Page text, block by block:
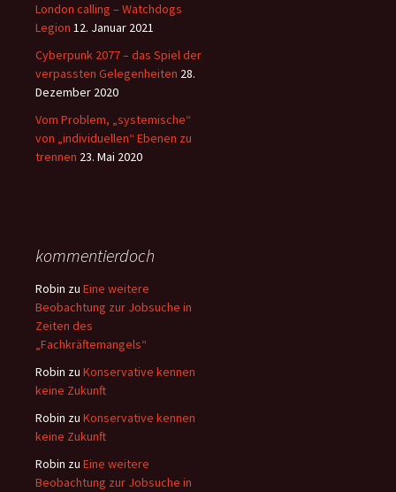
London calling – Watchdogs
Legion 12. Januar 2021
Cyberpunk 2077 – das Spiel der
verpassten Gelegenheiten 28.
Dezember 2020
Vom Problem, „systemische“
von „individuellen“ Ebenen zu
trennen 23. Mai 2020
kommentierdoch
Robin zu Eine weitere
Beobachtung zur Jobsuche in
Zeiten des
„Fachkräftemangels“
Robin zu Konservative kennen
keine Zukunft
Robin zu Konservative kennen
keine Zukunft
Robin zu Eine weitere
Beobachtung zur Jobsuche in